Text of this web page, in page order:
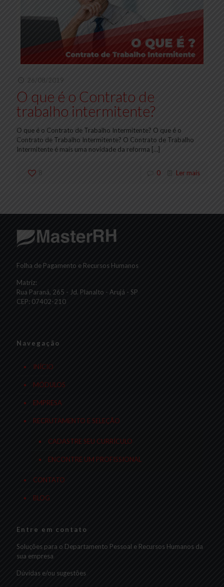
26/08/2019
O que é o Contrato de
trabalho intermitente?
O que é o Contrato de Trabalho Intermitente? O que é o
Contrato de Trabalho Intermitente? O Contrato de Trabalho
Intermitente é mais uma novidade da reforma […]
8 0 Ler mais
Folha de Pagamento e Recursos Humanos
Matriz:
Rua Paraná, 265 - Jd. Planalto - Arujá - SP
CEP: 07402-210
Navegação
INÍCIO
MÓDULOS
EMPRESA
RECRUTAMENTO E SELEÇÃO
CADASTRE SEU CURRÍCULO
ENCONTRE UM PROFISSIONAL
CONTATO
BLOG
Entre em contato
Soluções para o Departamento Pessoal e Recursos Humanos da
sua empresa
Dúvidas e/ou sugestões